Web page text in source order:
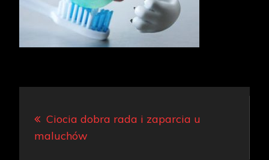
wpisu
Ciocia dobra rada i zaparcia u
maluchów